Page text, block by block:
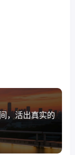
，活出真实的